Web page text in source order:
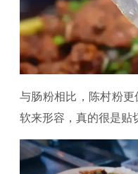
与肠粉相比，陈村粉更
软来形容，真的很是贴